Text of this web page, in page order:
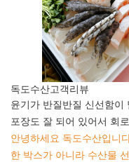
독도수산고객리뷰
윤기가 반질반질 신선함이
포장도 잘 되어 있어서 회
안녕하세요 독도수산입니
한 박스가 아니라 수산물